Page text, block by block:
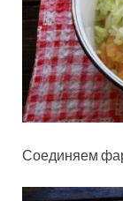
Соединяем